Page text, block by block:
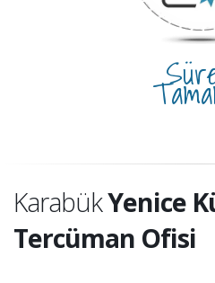
KarabükYenice
Tercüman Ofisi